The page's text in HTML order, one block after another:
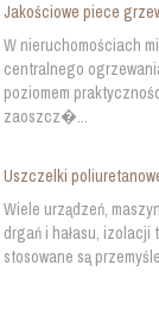
Jakościowe piece
W nieruchomościach
centralnego
poziomem
zaoszcz�...
Uszczelki
Wiele urządzeń,
drgań i hałasu, izolacji
stosowane są